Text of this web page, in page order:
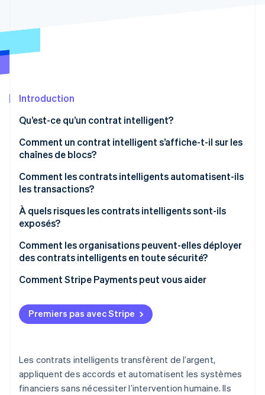
Élimination du carbone
Stripe Sessions 2026
Découvrez comment Stripe construit l’infrastructure
Regarder
Introduction
Qu’est-ce qu’un contrat intelligent?
Comment un contrat intelligent s’affiche-t-il sur les
chaînes de blocs?
Comment les contrats intelligents automatisent-ils
les transactions?
À quels risques les contrats intelligents sont-ils
exposés?
Comment les organisations peuvent-elles déployer
des contrats intelligents en toute sécurité?
Auditer le code
Tester tous les scénarios
Utiliser des composants éprouvés
Surveiller toute activité
Comment Stripe Payments peut vous aider
Premiers pas avec Stripe
Les contrats intelligents transfèrent de l’argent,
appliquent des accords et automatisent les systèmes
financiers sans nécessiter l’intervention humaine. Ils